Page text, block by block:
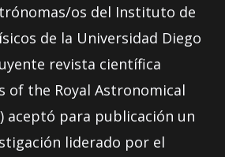
os del Instituto de
de la Universidad Diego
revista científica
of the Royal Astronomical
aceptó para publicación un
liderado por el